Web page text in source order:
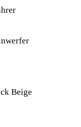
Beige